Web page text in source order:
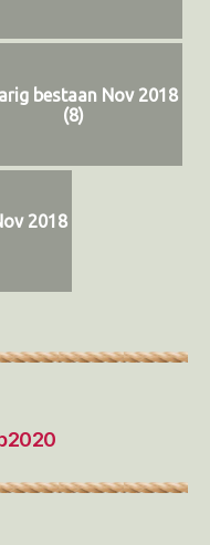
bestaan Nov 2018
(8)
2018